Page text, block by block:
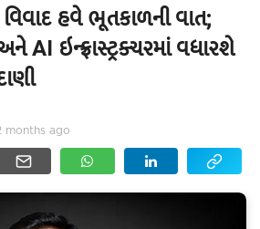
વિવાદ હવે ભૂતકાળની વાત;
AI ઇન્ફ્રાસ્ટ્રક્ચરમાં વધારશે
months ago